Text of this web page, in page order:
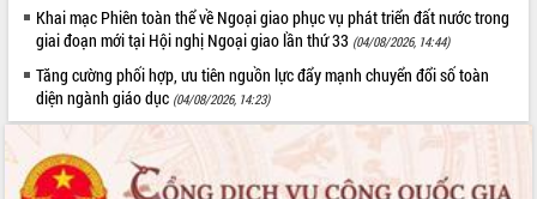
Lấy ý kiến điều chỉnh Quy hoạch tỉnh
Đắk Lắk thời kỳ 2021-2030, tầm nhìn
Phát động chiến dịch 30 ngày đêm
giải phóng mặt bằng Tuyến đường bộ
Đắk Lắk nỗ lực thúc đẩy tăng trưởng
kinh tế từ 10% trở lên trong Quý
Khai mạc Phiên toàn thể về Ngoại giao phục vụ phát triển đất nước trong
giai đoạn mới tại Hội nghị Ngoại giao lần thứ 33 (04/08/2026, 14:44)
Tăng cường phối hợp, ưu tiên nguồn lực đẩy mạnh chuyển đổi số toàn
diện ngành giáo dục (04/08/2026, 14:23)